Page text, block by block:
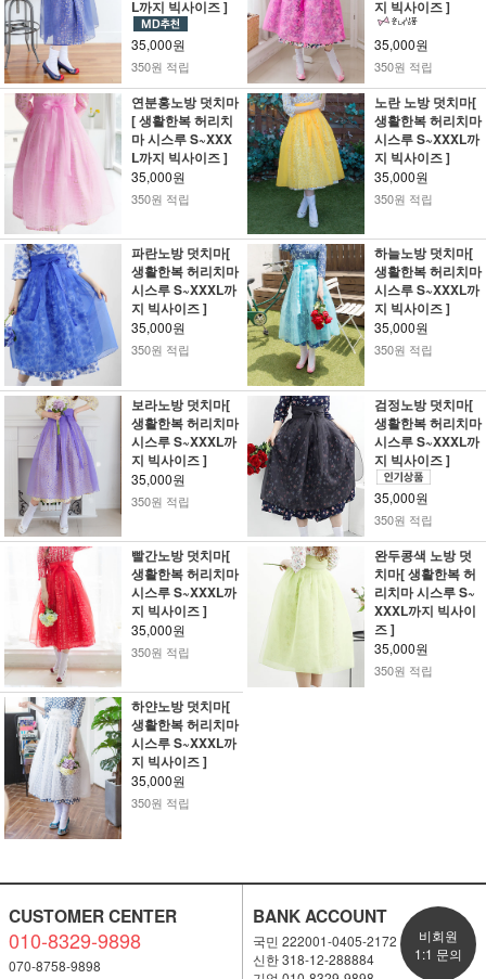
L까지 빅사이즈 ]
35,000원
350원 적립
지 빅사이즈 ]
35,000원
350원 적립
연분홍노방 덧치마
[ 생활한복 허리치
마 시스루 S~XXX
L까지 빅사이즈 ]
35,000원
350원 적립
노란 노방 덧치마[
생활한복 허리치마
시스루 S~XXXL까
지 빅사이즈 ]
35,000원
350원 적립
파란노방 덧치마[
생활한복 허리치마
시스루 S~XXXL까
지 빅사이즈 ]
35,000원
350원 적립
하늘노방 덧치마[
생활한복 허리치마
시스루 S~XXXL까
지 빅사이즈 ]
35,000원
350원 적립
보라노방 덧치마[
생활한복 허리치마
시스루 S~XXXL까
지 빅사이즈 ]
35,000원
350원 적립
검정노방 덧치마[
생활한복 허리치마
시스루 S~XXXL까
지 빅사이즈 ]
35,000원
350원 적립
빨간노방 덧치마[
생활한복 허리치마
시스루 S~XXXL까
지 빅사이즈 ]
35,000원
350원 적립
완두콩색 노방 덧
치마[ 생활한복 허
리치마 시스루 S~
XXXL까지 빅사이
즈 ]
35,000원
350원 적립
하얀노방 덧치마[
생활한복 허리치마
시스루 S~XXXL까
지 빅사이즈 ]
35,000원
350원 적립
CUSTOMER CENTER
010-8329-9898
070-8758-9898
BANK ACCOUNT
국민 222001-0405-2172
신한 318-12-288884
비회원
1:1 문의